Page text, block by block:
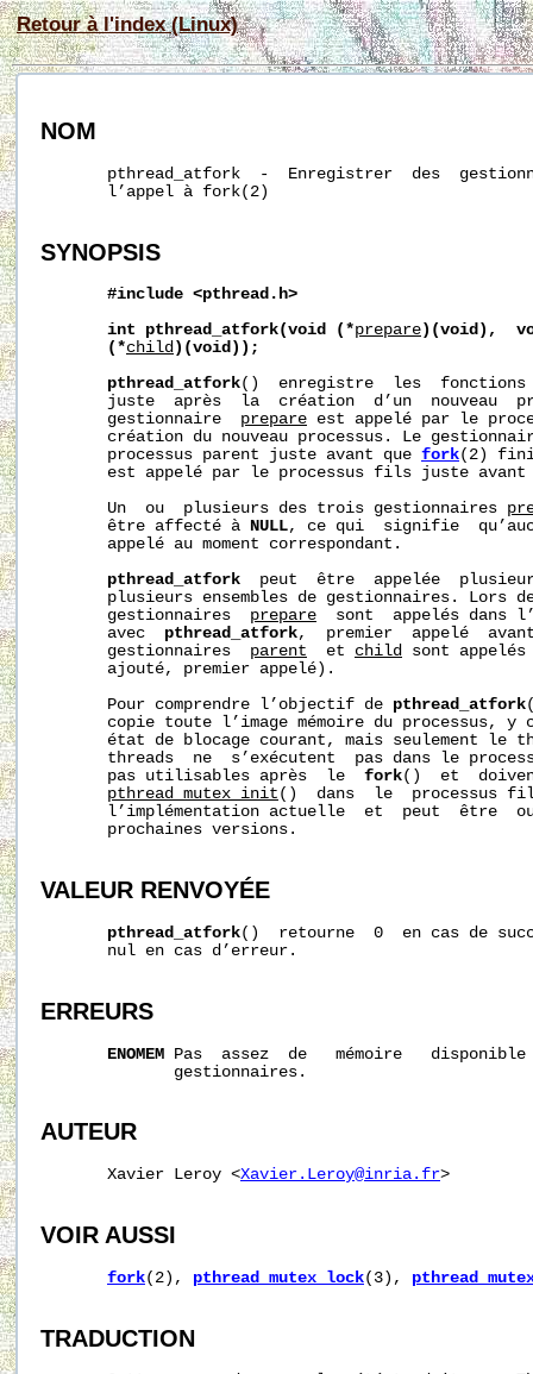
Retour à l'index (Linux)
NOM
pthread_atfork  -  Enregistrer  des
       l’appel à fork(2)
SYNOPSIS
#include <pthread.h>
int
pthread_atfork(void (*prepare )(void),
(*child )(void));
pthread_atfork()  enregistre  les  fonctions
juste  après  la  création  d’un  nouveau
       gestionnaire
prepare est appelé par le
création du nouveau processus. Le
       processus parent juste avant que
fork(2)
est appelé par le processus fils juste
       Un  ou  plusieurs des trois gestionnaires
       être affecté à
NULL, ce qui  signifie
       appelé au moment correspondant.
pthread_atfork
peut  être  appelée
plusieurs ensembles de gestionnaires. Lors
       gestionnaires
prepare
sont  appelés dans
       avec
pthread_atfork,  premier  appelé
       gestionnaires
parent
  et
child sont
       ajouté, premier appelé).
       Pour comprendre l’objectif de
pthread_atfork
copie toute l’image mémoire du processus, y
état de blocage courant, mais seulement le
threads  ne  s’exécutent  pas dans le
       pas utilisables après  le
fork()  et
pthread_mutex_init ()  dans  le  processus
l’implémentation actuelle  et  peut  être
       prochaines versions.
VALEUR RENVOYÉE
pthread_atfork()  retourne  0  en cas de
       nul en cas d’erreur.
ERREURS
ENOMEM Pas  assez  de   mémoire
              gestionnaires.
AUTEUR
       Xavier Leroy <
Xavier.Leroy@inria.fr>
VOIR AUSSI
fork(2), pthread_mutex_lock(3),
TRADUCTION